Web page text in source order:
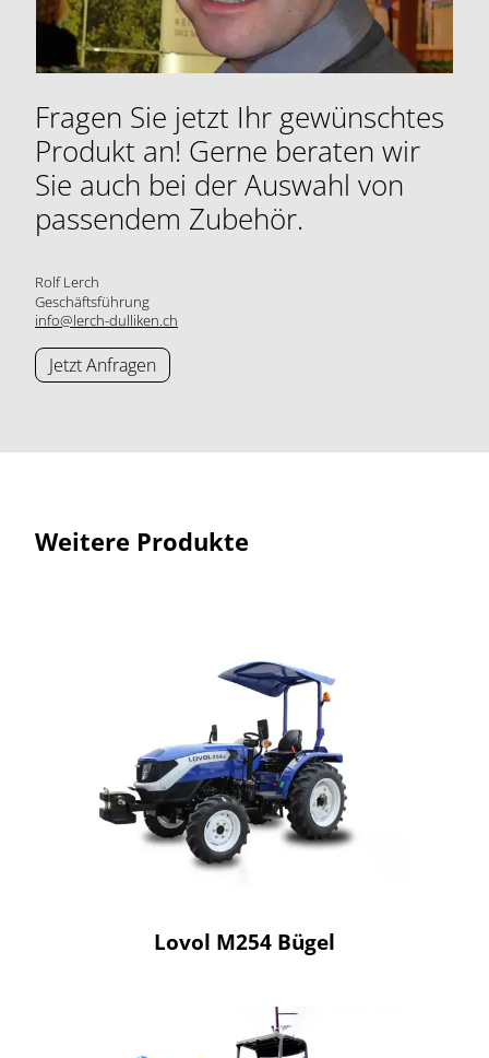
Fragen Sie jetzt Ihr gewünschtes
Produkt an! Gerne beraten wir
Sie auch bei der Auswahl von
passendem Zubehör.
Rolf Lerch
Geschäftsführung
info@lerch-dulliken.ch
Jetzt Anfragen
Weitere Produkte
Lovol M254 Bügel